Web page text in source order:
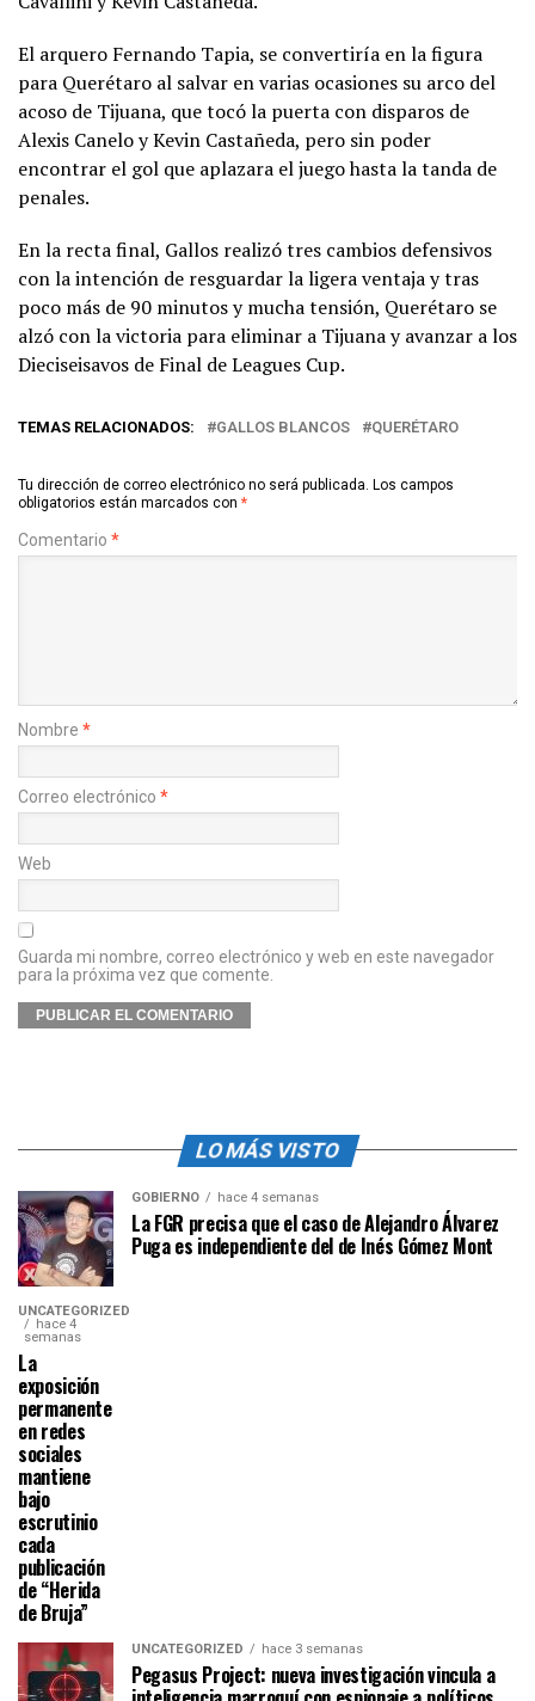
El arquero Fernando Tapia, se convertiría en la figura
para Querétaro al salvar en varias ocasiones su arco del
acoso de Tijuana, que tocó la puerta con disparos de
Alexis Canelo y Kevin Castañeda, pero sin poder
encontrar el gol que aplazara el juego hasta la tanda de
penales.
En la recta final, Gallos realizó tres cambios defensivos
con la intención de resguardar la ligera ventaja y tras
poco más de 90 minutos y mucha tensión, Querétaro se
alzó con la victoria para eliminar a Tijuana y avanzar a los
Dieciseisavos de Final de Leagues Cup.
TEMAS RELACIONADOS: GALLOS BLANCOS QUERÉTARO
Tu dirección de correo electrónico no será publicada. Los campos
obligatorios están marcados con *
Comentario *
Nombre *
Correo electrónico *
Web
Guarda mi nombre, correo electrónico y web en este navegador
para la próxima vez que comente.
LO MÁS VISTO
GOBIERNO hace 4 semanas
La FGR precisa que el caso de Alejandro Álvarez
Puga es independiente del de Inés Gómez Mont
UNCATEGORIZED
hace 4
semanas
La
exposición
permanente
en redes
sociales
mantiene
bajo
escrutinio
cada
publicación
de “Herida
de Bruja”
UNCATEGORIZED hace 3 semanas
Pegasus Project: nueva investigación vincula a